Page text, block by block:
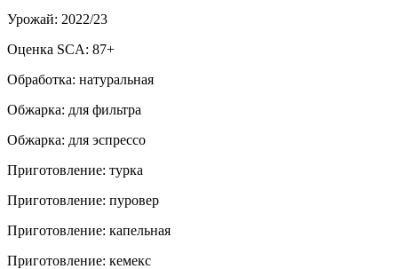
Урожай: 2022/23
Оценка SCA: 87+
Обработка: натуральная
Обжарка: для фильтра
Обжарка: для эспрессо
Приготовление: турка
Приготовление: пуровер
Приготовление: капельная
Приготовление: кемекс